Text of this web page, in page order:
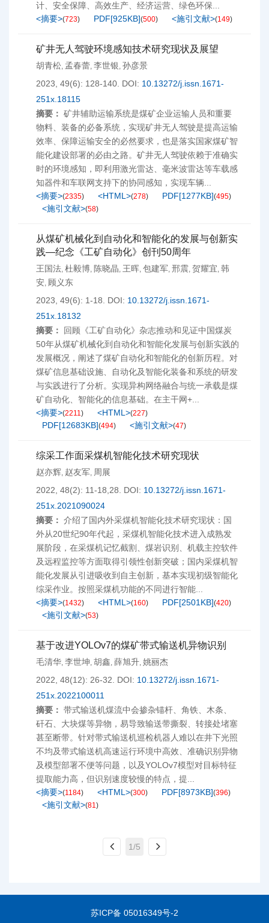
计、安全保障、高效生产、经济运营、绿色环保...
<摘要>(723) PDF[925KB](500) <施引文献>(149)
矿井无人驾驶环境感知技术研究现状及展望
胡青松, 孟春蕾, 李世银, 孙彦景
2023, 49(6): 128-140. DOI: 10.13272/j.issn.1671-
251x.18115
摘要： 矿井辅助运输系统是煤矿企业运输人员和重要
物料、装备的必备系统，实现矿井无人驾驶是提高运输
效率、保障运输安全的必然要求，也是落实国家煤矿智
能化建设部署的必由之路。矿井无人驾驶依赖于准确实
时的环境感知，即利用激光雷达、毫米波雷达等车载感
知器件和车联网支持下的协同感知，实现车辆...
<摘要>(2335) <HTML>(278) PDF[1277KB](495)
<施引文献>(58)
从煤矿机械化到自动化和智能化的发展与创新实
践—纪念《工矿自动化》创刊50周年
王国法, 杜毅博, 陈晓晶, 王晖, 包建军, 邢震, 贺耀宜, 韩
安, 顾义东
2023, 49(6): 1-18.
DOI: 10.13272/j.issn.1671-
251x.18132
摘要：
回顾《工矿自动化》杂志推动和见证中国煤炭
50年从煤矿机械化到自动化和智能化发展与创新实践的
发展概况，阐述了煤矿自动化和智能化的创新历程。对
煤矿信息基础设施、自动化及智能化装备和系统的研发
与实践进行了分析。实现异构网络融合与统一承载是煤
矿自动化、智能化的信息基础。在主干网+...
<摘要>(2211) <HTML>(227)
PDF[12683KB](494) <施引文献>(47)
综采工作面采煤机智能化技术研究现状
赵亦辉, 赵友军, 周展
2022, 48(2): 11-18,28.
DOI: 10.13272/j.issn.1671-
251x.2021090024
摘要： 介绍了国内外采煤机智能化技术研究现状：国
外从20世纪90年代起，采煤机智能化技术进入成熟发
展阶段，在采煤机记忆截割、煤岩识别、机载主控软件
及远程监控等方面取得引领性创新突破；国内采煤机智
能化发展从引进吸收到自主创新，基本实现初级智能化
综采作业。按照采煤机功能的不同进行智能...
<摘要>(1432) <HTML>(160) PDF[2501KB](420)
<施引文献>(53)
基于改进YOLOv7的煤矿带式输送机异物识别
毛清华, 李世坤, 胡鑫, 薛旭升, 姚丽杰
2022, 48(12): 26-32.
DOI: 10.13272/j.issn.1671-
251x.2022100011
摘要： 带式输送机煤流中会掺杂锚杆、角铁、木条、
矸石、大块煤等异物，易导致输送带撕裂、转接处堵塞
甚至断带。针对带式输送机巡检机器人难以在井下光照
不均及带式输送机高速运行环境中高效、准确识别异物
及模型部署不便等问题，以及YOLOv7模型对目标特征
提取能力高，但识别速度较慢的特点，提...
<摘要>(1184) <HTML>(300) PDF[8973KB](396)
<施引文献>(81)
1/5
苏ICP备 05016349号-2